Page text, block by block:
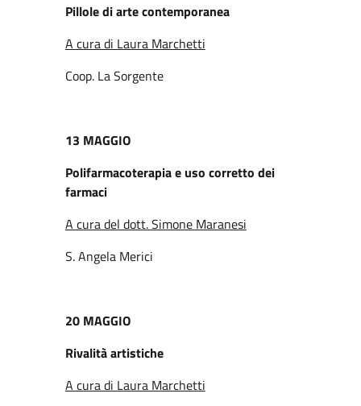
Pillole di arte contemporanea
A cura di Laura Marchetti
Coop. La Sorgente
13 MAGGIO
Polifarmacoterapia e uso corretto dei
farmaci
A cura del dott. Simone Maranesi
S. Angela Merici
20 MAGGIO
Rivalità artistiche
A cura di Laura Marchetti